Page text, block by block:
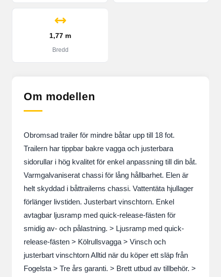
1,77 m
Bredd
Om modellen
Obromsad trailer för mindre båtar upp till 18 fot.
Trailern har tippbar bakre vagga och justerbara
sidorullar i hög kvalitet för enkel anpassning till din båt.
Varmgalvaniserat chassi för lång hållbarhet. Elen är
helt skyddad i båttrailerns chassi. Vattentäta hjullager
förlänger livstiden. Justerbart vinschtorn. Enkel
avtagbar ljusramp med quick-release-fästen för
smidig av- och pålastning. > Ljusramp med quick-
release-fästen > Kölrullsvagga > Vinsch och
justerbart vinschtorn Alltid när du köper ett släp från
Fogelsta > Tre års garanti. > Brett utbud av tillbehör. >